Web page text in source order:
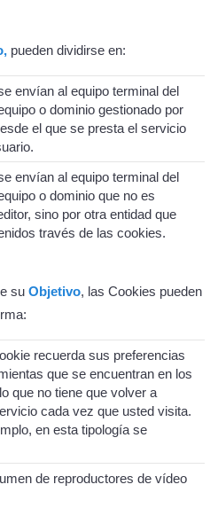
pueden dividirse en:
envían al equipo terminal del
o dominio gestionado por
el que se presta el servicio
envían al equipo terminal del
o dominio que no es
sino por otra entidad que
través de las cookies.
su Objetivo, las Cookies pueden
recuerda sus preferencias
que se encuentran en los
que no tiene que volver a
cada vez que usted visita.
en esta tipología se
de reproductores de vídeo